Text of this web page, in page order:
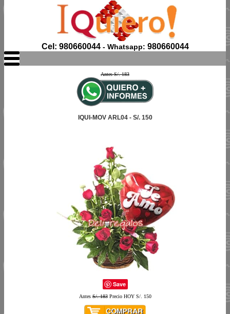
Cel: 980660044- Whatsapp: 980660044
Antes S/. 183
IQUI-MOV ARL04 - S/. 150
Save
AntesS/. 183Precio HOY S/. 150